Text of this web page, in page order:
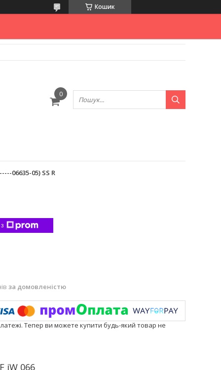
Кошик
06635-05) SS R
за домовленістю
Тепер ви можете купити будь-який товар не
iW 066